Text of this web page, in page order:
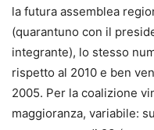
la futura assemblea
(quarantuno con il
integrante), lo stesso
rispetto al 2010 e ben
2005. Per la coalizione
maggioranza, variabile: